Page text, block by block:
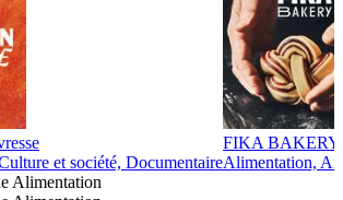
et société, Documentaire
FIKA BAKERY
Alimentation,
Alimentation